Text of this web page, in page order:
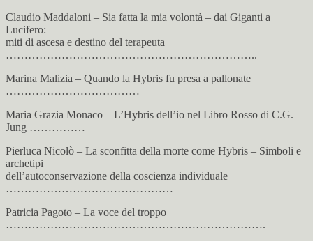
Claudio Maddaloni – Sia fatta la mia volontà – dai Giganti a
Lucifero:
miti di ascesa e destino del terapeuta
…………………………………………………………..
Marina Malizia – Quando la Hybris fu presa a pallonate
………………………………
Maria Grazia Monaco – L’Hybris dell’io nel Libro Rosso di C.G.
Jung ……………
Pierluca Nicolò – La sconfitta della morte come Hybris – Simboli e
archetipi
dell’autoconservazione della coscienza individuale
………………………………………
Patricia Pagoto – La voce del troppo
…………………………………………………………….